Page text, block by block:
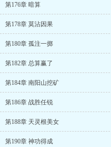
第176章 暗算
第178章 莫沾因果
第180章 孤注一掷
第182章 总算赢了
第184章 南阳山挖矿
第186章 战胜任锐
第188章 天灵根美女
第190章 神功得成